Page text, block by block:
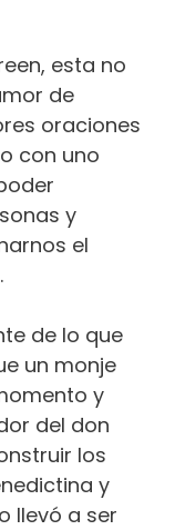
esta no
de
oraciones
con uno
y
el
de lo que
un monje
y
del don
los
y
llevó a ser